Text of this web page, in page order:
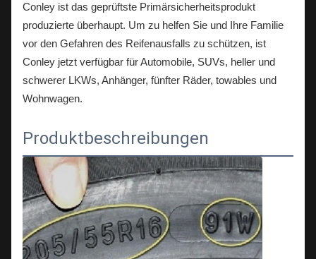
Conley ist das geprüftste Primärsicherheitsprodukt
produzierte überhaupt. Um zu helfen Sie und Ihre Familie
vor den Gefahren des Reifenausfalls zu schützen, ist
Conley jetzt verfügbar für Automobile, SUVs, heller und
schwerer LKWs, Anhänger, fünfter Räder, towables und
Wohnwagen.
Produktbeschreibungen